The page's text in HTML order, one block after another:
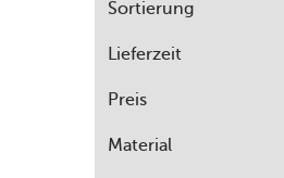
Sortierung
Lieferzeit
Preis
Material